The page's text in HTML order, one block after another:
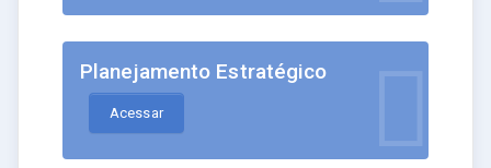
Planejamento Estratégico
Acessar